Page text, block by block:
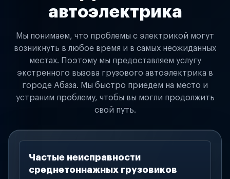
автоэлектрика
Мы понимаем, что проблемы с электрикой могут
возникнуть в любое время и в самых неожиданных
местах. Поэтому мы предоставляем услугу
экстренного вызова грузового автоэлектрика в
городе Абаза. Мы быстро приедем на место и
устраним проблему, чтобы вы могли продолжить
свой путь.
Частые неисправности
среднетоннажных грузовиков